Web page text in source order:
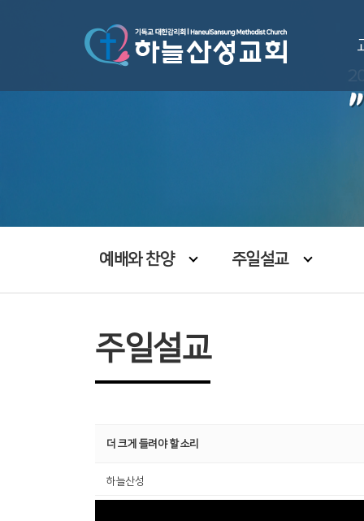
예배와 찬양 주일설교
주일설교
더 크게 들려야 할 소리
하늘산성